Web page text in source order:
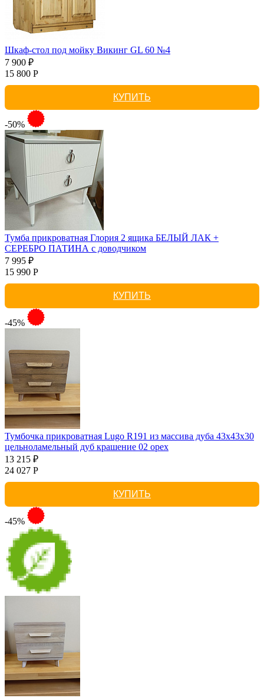
Шкаф-стол под мойку Викинг GL 60 №4
7 900 ₽
15 800 Р
КУПИТЬ
-50%
Тумба прикроватная Глория 2 ящика БЕЛЫЙ ЛАК +
СЕРЕБРО ПАТИНА с доводчиком
7 995 ₽
15 990 Р
КУПИТЬ
-45%
Тумбочка прикроватная Lugo R191 из массива дуба 43х43х30
цельноламельный дуб крашение 02 орех
13 215 ₽
24 027 Р
КУПИТЬ
-45%